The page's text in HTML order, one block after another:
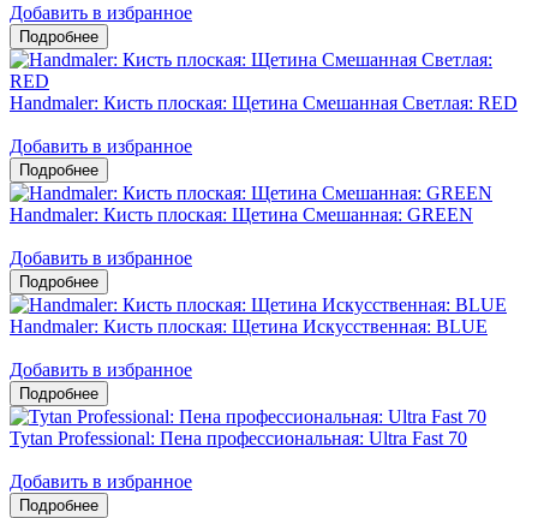
Добавить в избранное
Handmaler: Кисть плоская: Щетина Смешанная Светлая: RED
Добавить в избранное
Handmaler: Кисть плоская: Щетина Смешанная: GREEN
Добавить в избранное
Handmaler: Кисть плоская: Щетина Искусственная: BLUE
Добавить в избранное
Tytan Professional: Пена профессиональная: Ultra Fast 70
Добавить в избранное